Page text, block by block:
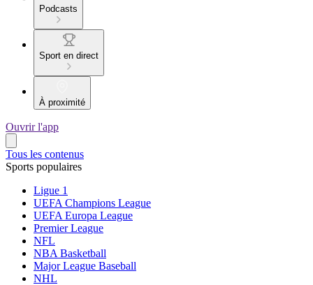
Podcasts
Sport en direct
À proximité
Ouvrir l'app
Tous les contenus
Sports populaires
Ligue 1
UEFA Champions League
UEFA Europa League
Premier League
NFL
NBA Basketball
Major League Baseball
NHL